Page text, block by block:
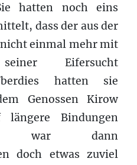
hatten noch eins
dass der aus der
nicht einmal mehr mit
Eifersucht
hatten sie
Genossen Kirow
Bindungen
war dann
doch etwas zuviel